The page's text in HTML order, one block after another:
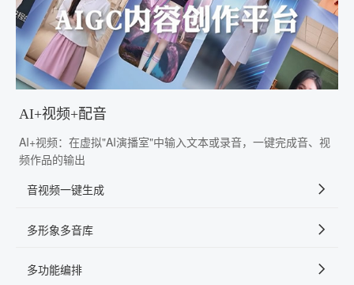
AI+视频+配音
AI+视频：在虚拟"AI演播室"中输入文本或录音，一键完成音、视
频作品的输出
音视频一键生成
多形象多音库
多功能编排